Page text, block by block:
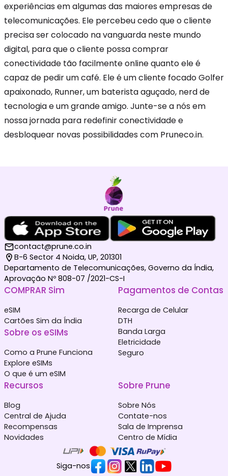
experiências em algumas das maiores empresas de
telecomunicações. Ele percebeu cedo que o cliente
precisa ser colocado na vanguarda neste mundo
digital, para que o cliente possa comprar
conectividade tão facilmente online quanto ele é
capaz de pedir um café. Ele é um cliente focado Golfer
apaixonado, Runner, um baterista aguçado, nerd de
tecnologia e um grande amigo. Junte-se a nós em
nossa jornada para redefinir conectividade e
desbloquear novas possibilidades com Pruneco.in.
contact@prune.co.in
B-6 Sector 4 Noida, UP, 201301
Departamento de Telecomunicações, Governo da Índia,
Aprovação Nº 808-07 /2021-CS-I
COMPRAR Sim
eSIM
Cartões Sim da Índia
Sobre os eSIMs
Como a Prune Funciona
Explore eSIMs
O que é um eSIM
Pagamentos de Contas
Recarga de Celular
DTH
Banda Larga
Eletricidade
Seguro
Recursos
Blog
Central de Ajuda
Recompensas
Novidades
Sobre Prune
Sobre Nós
Contate-nos
Sala de Imprensa
Centro de Mídia
Siga-nos